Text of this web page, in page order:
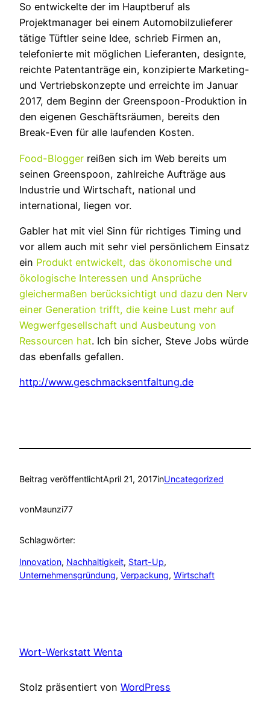
So entwickelte der im Hauptberuf als
Projektmanager bei einem Automobilzulieferer
tätige Tüftler seine Idee, schrieb Firmen an,
telefonierte mit möglichen Lieferanten, designte,
reichte Patentanträge ein, konzipierte Marketing-
und Vertriebskonzepte und erreichte im Januar
2017, dem Beginn der Greenspoon-Produktion in
den eigenen Geschäftsräumen, bereits den
Break-Even für alle laufenden Kosten.
Food-Blogger reißen sich im Web bereits um
seinen Greenspoon, zahlreiche Aufträge aus
Industrie und Wirtschaft, national und
international, liegen vor.
Gabler hat mit viel Sinn für richtiges Timing und
vor allem auch mit sehr viel persönlichem Einsatz
ein Produkt entwickelt, das ökonomische und
ökologische Interessen und Ansprüche
gleichermaßen berücksichtigt und dazu den Nerv
einer Generation trifft, die keine Lust mehr auf
Wegwerfgesellschaft und Ausbeutung von
Ressourcen hat. Ich bin sicher, Steve Jobs würde
das ebenfalls gefallen.
http://www.geschmacksentfaltung.de
Beitrag veröffentlichtApril 21, 2017inUncategorized
vonMaunzi77
Schlagwörter:
Innovation, Nachhaltigkeit, Start-Up
Unternehmensgründung, Verpackung, Wirtschaft
Wort-Werkstatt Wenta
Stolz präsentiert von WordPress